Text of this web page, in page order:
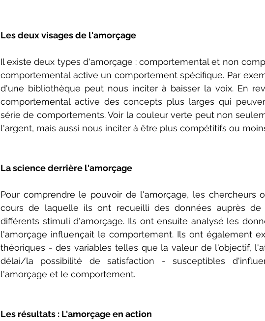
Les deux visages de l'amorçage
Il existe deux types d'amorçage : comportemental et non
comportemental active un comportement spécifique. Par
d'une bibliothèque peut nous inciter à baisser la voix. En
comportemental active des concepts plus larges qui
série de comportements. Voir la couleur verte peut non
l'argent, mais aussi nous inciter à être plus compétitifs ou
La science derrière l'amorçage
Pour comprendre le pouvoir de l'amorçage, les chercheurs
cours de laquelle ils ont recueilli des données auprès de
différents stimuli d'amorçage. Ils ont ensuite analysé les
l'amorçage influençait le comportement. Ils ont également
théoriques - des variables telles que la valeur de l'objectif,
délai/la possibilité de satisfaction - susceptibles
l'amorçage et le comportement.
Les résultats : L'amorçage en action